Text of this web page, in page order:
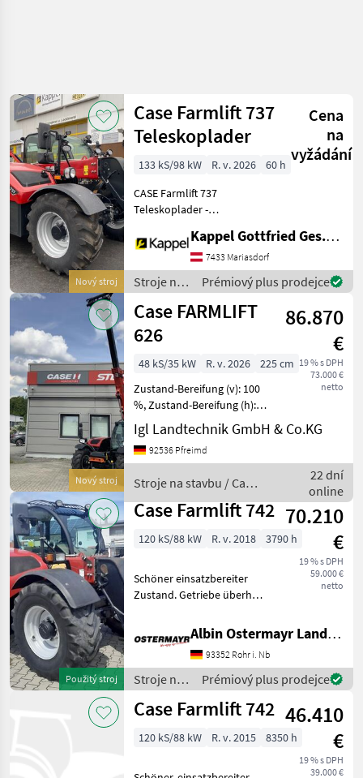
Nový stroj
Case Farmlift 737
Teleskoplader
Cena
na
vyžádání
133 kS/98 kW R. v. 2026
60 h
CASE Farmlift 737
Teleskoplader -
7 m - Hubkraft: 3.700 kg -
Motor: 4-Zylinder FBT
Motor mit 133 PS, Stufe V -
Getriebe: Powershift 6x
Kappel Gottfried Ges.m.b.H.
7433 Mariasdorf
Stroje na
stavbu /
Case IH
Prémiový plus prodejce
Nový stroj
Case FARMLIFT
626
86.870
€
19 % s DPH
73.000 €
netto
48 kS/35 kW R. v. 2026
225 cm
Zustand-Bereifung (v): 100
%, Zustand-Bereifung (h):
100 %, Geschwindigkeit: 30
km/h, Tragkraft: 2600 kg,
Hubhöhe: 600 cm,
Arbeitsschein
Igl Landtechnik GmbH & Co.KG
92536 Pfreimd
Stroje na stavbu / Case
IH
22 dní
online
Použitý stroj
Case Farmlift 742 70.210
€
19 % s DPH
59.000 €
netto
120 kS/88 kW R. v. 2018 3790 h
Schöner einsatzbereiter
Zustand. Getriebe überholt.
nástroje Stroje na stavbu
Teleskopové nakladače
Albin Ostermayr Landmaschinenhandel e.K.
93352 Rohr i. Nb
Stroje na
stavbu /
Case IH
Prémiový plus prodejce
Case Farmlift 742 46.410
€
19 % s DPH
39.000 €
120 kS/88 kW R. v. 2015 8350 h